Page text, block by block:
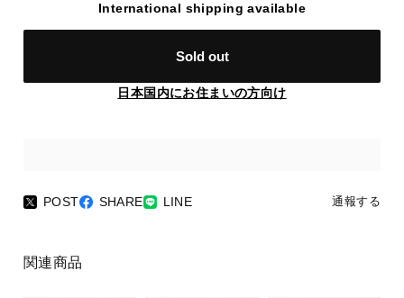
International shipping available
Sold out
日本国内にお住まいの方向け
POST SHARE LINE 通報する
関連商品